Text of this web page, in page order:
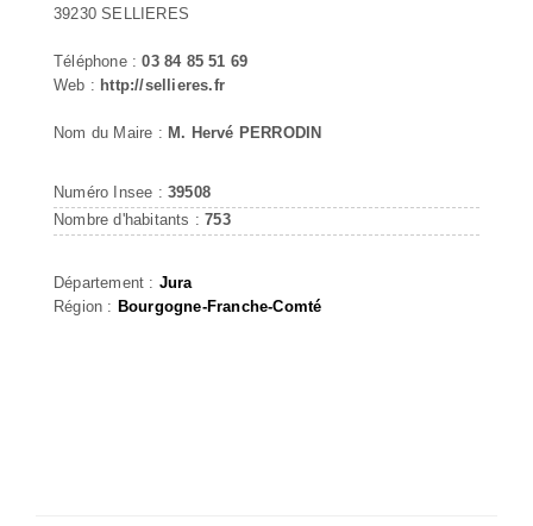
39230 SELLIERES
Téléphone :03 84 85 51 69
Web : http://sellieres.fr
Nom du Maire : M. Hervé PERRODIN
Numéro Insee : 39508
Nombre d'habitants :753
Département : Jura
Région : Bourgogne-Franche-Comté